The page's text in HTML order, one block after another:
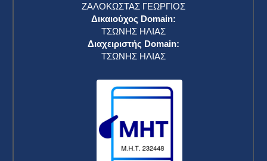
ΖΑΛΟΚΩΣΤΑΣ ΓΕΩΡΓΙΟΣ
Δικαιούχος Domain:
ΤΣΩΝΗΣ ΗΛΙΑΣ
Διαχειριστής Domain:
ΤΣΩΝΗΣ ΗΛΙΑΣ